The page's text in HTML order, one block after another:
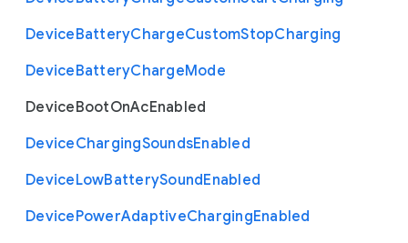
DeviceBatteryChargeCustomStopCharging
DeviceBatteryChargeMode
DeviceBootOnAcEnabled
DeviceChargingSoundsEnabled
DeviceLowBatterySoundEnabled
DevicePowerAdaptiveChargingEnabled